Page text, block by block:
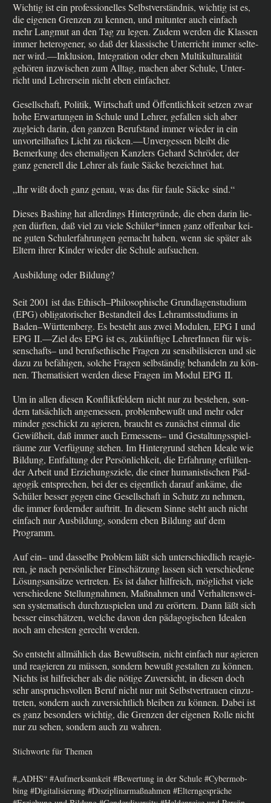
Wich­tig ist ein pro­fes­sio­nel­les Selbst­ver­ständ­nis, wich­tig ist es,
die eige­nen Gren­zen zu ken­nen, und mit­un­ter auch ein­fach
mehr Lang­mut an den Tag zu legen. Zudem wer­den die Klas­sen
immer hete­ro­ge­ner, so daß der klas­si­sche Unter­richt immer sel­te­
ner wird.—Inklusion, Inte­gra­ti­on oder eben Mul­ti­kul­tu­ra­li­tät
gehö­ren inzwi­schen zum All­tag, machen aber Schu­le, Unter­
richt und Leh­rer­sein nicht eben einfacher.
Gesell­schaft, Poli­tik, Wirt­schaft und Öffent­lich­keit set­zen zwar
hohe Erwar­tun­gen in Schu­le und Leh­rer, gefal­len sich aber
zugleich dar­in, den gan­zen Berufs­tand immer wie­der in ein
unvor­teil­haf­tes Licht zu rücken.—Unvergessen bleibt die
Bemer­kung des ehe­ma­li­gen Kanz­lers Gehard Schrö­der, der
ganz gene­rell die Leh­rer als fau­le Säcke bezeich­net hat.
„Ihr wißt doch ganz genau, was das für fau­le Säcke sind.“
Die­ses Bas­hing hat aller­dings Hin­ter­grün­de, die eben dar­in lie­
gen dürf­ten, daß viel zu vie­le Schüler*innen ganz offen­bar kei­
ne guten Schul­erfah­run­gen gemacht haben, wenn sie spä­ter als
Eltern ihrer Kin­der wie­der die Schu­le aufsuchen.
Ausbildung oder Bildung?
Seit 2001 ist das Ethisch–Philosophische Grund­la­gen­stu­di­um
(EPG) obli­ga­to­ri­scher Bestand­teil des Lehr­amts­stu­di­ums in
Baden–Württemberg. Es besteht aus zwei Modu­len, EPG I und
EPG II.—Ziel des EPG ist es, zukünf­ti­ge Leh­re­rIn­nen für wis­
sen­schafts– und berufs­ethi­sche Fra­gen zu sen­si­bi­li­sie­ren und sie
dazu zu befä­hi­gen, sol­che Fra­gen selb­stän­dig behan­deln zu kön­
nen. The­ma­ti­siert wer­den die­se Fra­gen im Modul EPG II.
Um in allen die­sen Kon­flikt­fel­dern nicht nur zu bestehen, son­
dern tat­säch­lich ange­mes­sen, pro­blem­be­wußt und mehr oder
min­der geschickt zu agie­ren, braucht es zunächst ein­mal die
Gewiß­heit, daß immer auch Ermes­sens– und Gestal­tungs­spiel­
räu­me zur Ver­fü­gung ste­hen. Im Hin­ter­grund ste­hen Idea­le wie
Bil­dung, Ent­fal­tung der Per­sön­lich­keit, die Erfah­rung erfül­len­
der Arbeit und Erzie­hungs­zie­le, die einer huma­ni­sti­schen Päd­
ago­gik ent­spre­chen, bei der es eigent­lich dar­auf ankä­me, die
Schü­ler bes­ser gegen eine Gesell­schaft in Schutz zu neh­men,
die immer for­dern­der auf­tritt. In die­sem Sin­ne steht auch nicht
ein­fach nur Aus­bil­dung, son­dern eben Bil­dung auf dem
Programm.
Auf ein– und das­sel­be Pro­blem läßt sich unter­schied­lich reagie­
ren, je nach per­sön­li­cher Ein­schät­zung las­sen sich ver­schie­de­ne
Lösungs­an­sät­ze ver­tre­ten. Es ist daher hilf­reich, mög­lichst vie­le
ver­schie­de­ne Stel­lung­nah­men, Maß­nah­men und Ver­hal­tens­wei­
sen syste­ma­tisch durch­zu­spie­len und zu erör­tern. Dann läßt sich
bes­ser ein­schät­zen, wel­che davon den päd­ago­gi­schen Idea­len
noch am ehe­sten gerecht werden.
So ent­steht all­mäh­lich das Bewußt­sein, nicht ein­fach nur agie­ren
und reagie­ren zu müs­sen, son­dern bewußt gestal­ten zu kön­nen.
Nichts ist hilf­rei­cher als die nöti­ge Zuver­sicht, in die­sen doch
sehr anspruchs­vol­len Beruf nicht nur mit Selbst­ver­trau­en ein­zu­
tre­ten, son­dern auch zuver­sicht­lich blei­ben zu kön­nen. Dabei ist
es ganz beson­ders wich­tig, die Gren­zen der eige­nen Rol­le nicht
nur zu sehen, son­dern auch zu wahren.
Stichworte für Themen
#„ADHS“ #Auf­merk­sam­keit #Bewer­tung in der Schu­le #Cyber­mob­
bing #Digi­ta­li­sie­rung #Dis­zi­pli­nar­maß­nah­men #Eltern­ge­sprä­che